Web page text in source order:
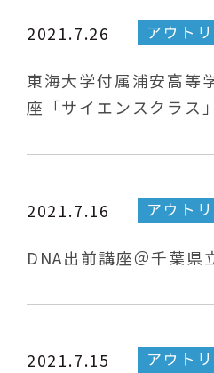
2021.7.26 アウト
東海大学付属浦安高等
座「サイエンスクラス」
2021.7.16 アウト
DNA出前講座＠千葉県
2021.7.15 アウト